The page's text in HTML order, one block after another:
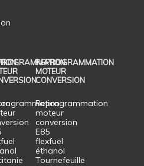
REPROGRAMMATION
MOTEUR
CONVERSION
Reprogrammation
moteur
conversion
E85
flexfuel
éthanol
Tournefeuille